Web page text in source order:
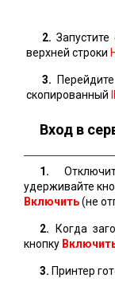
2.
верхней строки
3.
скопированный
Вход в
1.
удерживайте
Включить(не
2. Когда
кнопку
3. Принтер